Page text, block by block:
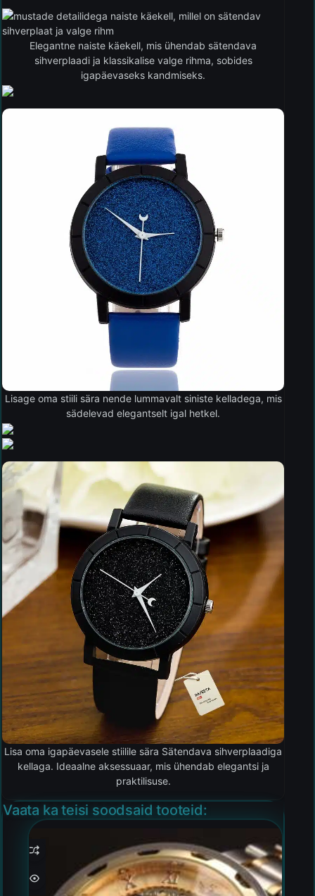
Elegantne naiste käekell, mis ühendab sätendava
sihverplaadi ja klassikalise valge rihma, sobides
igapäevaseks kandmiseks.
Lisage oma stiili sära nende lummavalt siniste kelladega, mis
sädelevad elegantselt igal hetkel.
Lisa oma igapäevasele stiilile sära Sätendava sihverplaadiga
kellaga. Ideaalne aksessuaar, mis ühendab elegantsi ja
praktilisuse.
Vaata ka teisi soodsaid tooteid: